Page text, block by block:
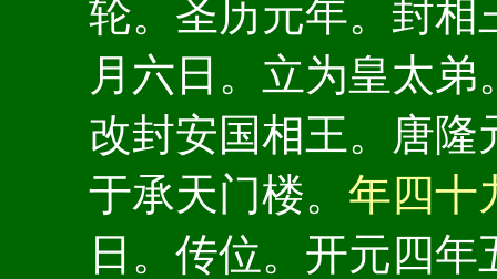
轮。圣历元年。封相
月六日。立为皇太
改封安国相王。唐隆
于承天门楼。 年四十
日。传位。开元四